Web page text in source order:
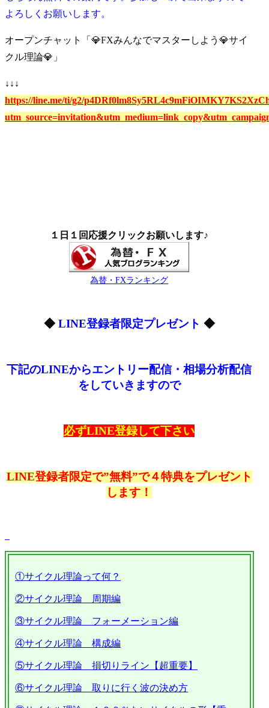
よろしくお願いします。
オープンチャット「💎FXみんなでマスターしよう💎サイ
クル理論💎」
↓↓↓
https://line.me/ti/g2/
１日１回応援クリックお願いします♪
為替・FXランキング
◆ LINE登録者限定プレゼント ◆
下記のLINEからエントリー配信・相場分析配信
をしていきますので
必ずLINE登録して下さい
LINE登録者限定で”無料”で４特典をプレゼント
します！
①サイクル理論って何？
②サイクル理論 周期編
③サイクル理論 フォーメーション編
④サイクル理論 構成編
⑤サイクル理論 損切りライン【超重要】
⑥サイクル理論 取りに行く波の決め方